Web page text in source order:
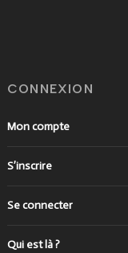
CONNEXION
Mon compte
S’inscrire
Se connecter
Qui est là ?